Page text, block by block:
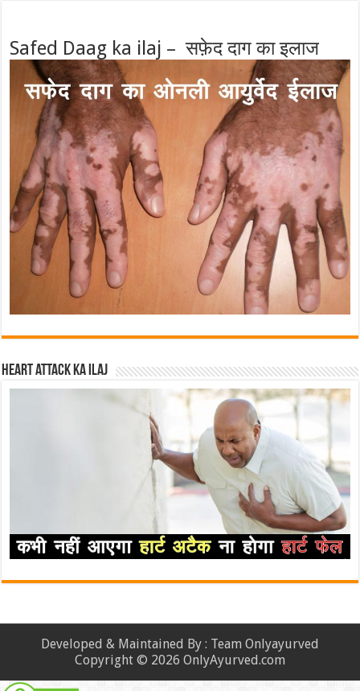
Safed Daag ka ilaj – सफ़ेद दाग का इलाज
Heart attack ka ilaj
Developed & Maintained By : Team Onlyayurved
Copyright © 2026 OnlyAyurved.com